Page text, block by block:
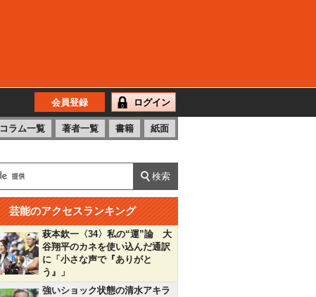
会員登録 ログイン
コラム一覧 著者一覧 書籍 紙面
芸能のアクセスランキング
萩本欽一〈34〉私の“運”論 大
谷翔平のカネを使い込んだ通訳
に「小さな声で『ありがと
う』」
強いショック状態の清水アキラ